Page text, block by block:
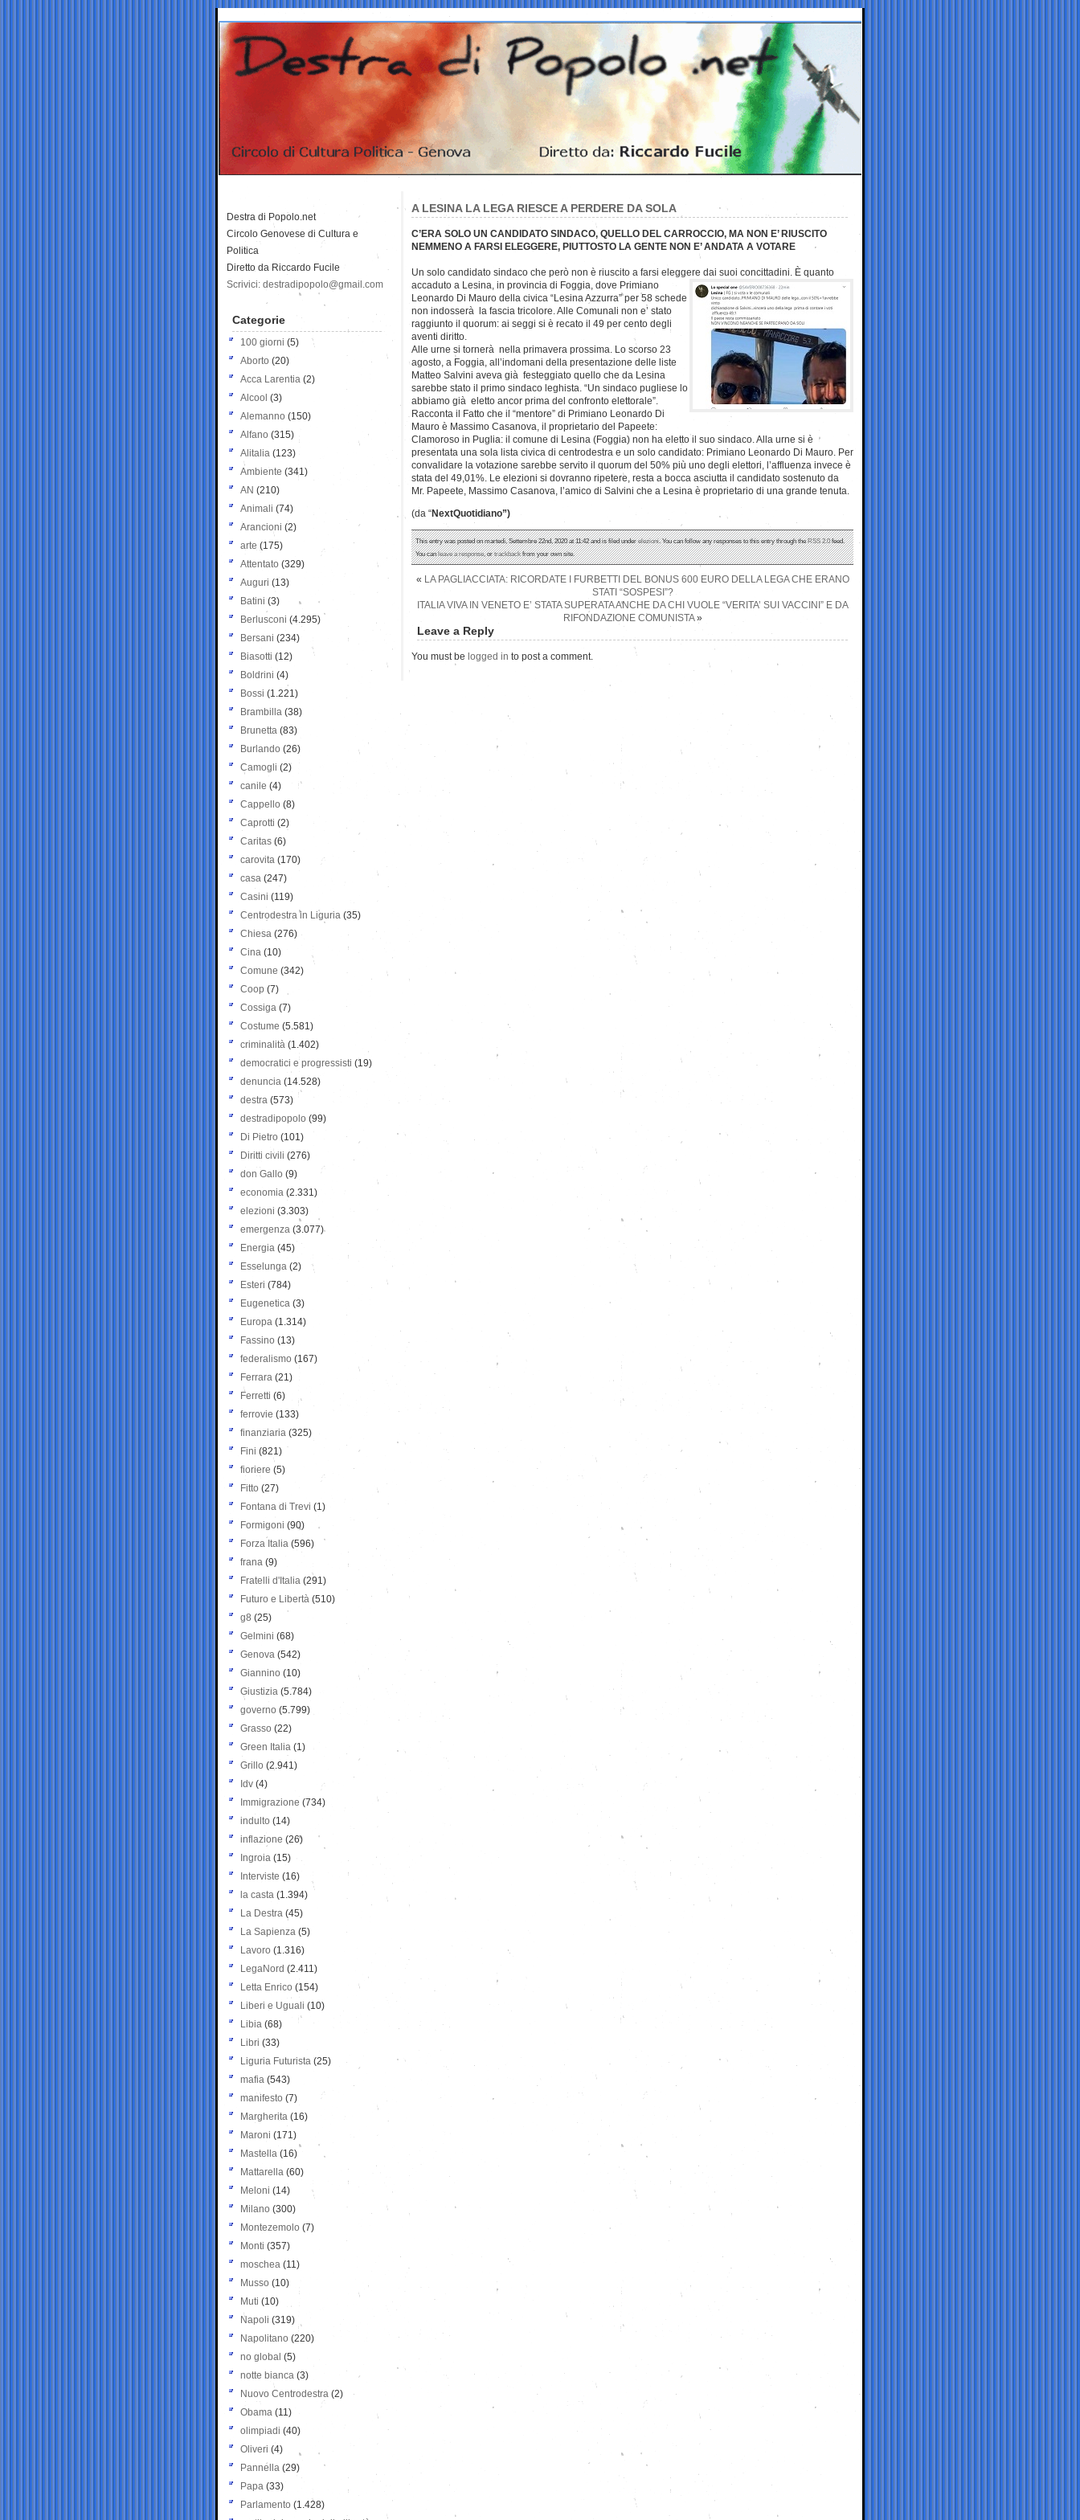
A LESINA LA LEGA RIESCE A PERDERE DA SOLA
C’ERA SOLO UN CANDIDATO SINDACO, QUELLO DEL CARROCCIO, MA NON E’ RIUSCITO
NEMMENO A FARSI ELEGGERE, PIUTTOSTO LA GENTE NON E’ ANDATA A VOTARE
Un solo candidato sindaco che però non è riuscito a farsi eleggere dai suoi concittadini. È quanto
accaduto a Lesina, in provincia di Foggia, dove Primiano
Leonardo Di Mauro della civica “Lesina Azzurra” per 58 schede
non indosserà la fascia tricolore. Alle Comunali non e’ stato
raggiunto il quorum: ai seggi si è recato il 49 per cento degli
aventi diritto.
Alle urne si tornerà nella primavera prossima. Lo scorso 23
agosto, a Foggia, all’indomani della presentazione delle liste
Matteo Salvini aveva già festeggiato quello che da Lesina
sarebbe stato il primo sindaco leghista. “Un sindaco pugliese lo
abbiamo già eletto ancor prima del confronto elettorale”.
Racconta il Fatto che il “mentore” di Primiano Leonardo Di
Mauro è Massimo Casanova, il proprietario del Papeete:
Clamoroso in Puglia: il comune di Lesina (Foggia) non ha eletto il suo sindaco. Alla urne si è
presentata una sola lista civica di centrodestra e un solo candidato: Primiano Leonardo Di Mauro. Per
convalidare la votazione sarebbe servito il quorum del 50% più uno degli elettori, l’affluenza invece è
stata del 49,01%. Le elezioni si dovranno ripetere, resta a bocca asciutta il candidato sostenuto da
Mr. Papeete, Massimo Casanova, l’amico di Salvini che a Lesina è proprietario di una grande tenuta.
(da “NextQuotidiano”)
This entry was posted on martedì, Settembre 22nd, 2020 at 11:42 and is filed underelezioni. You can follow any responses to this entry through theRSS 2.0feed.
You canleave a response, ortrackbackfrom your own site.
« LA PAGLIACCIATA: RICORDATE I FURBETTI DEL BONUS 600 EURO DELLA LEGA CHE ERANO
STATI “SOSPESI”?
ITALIA VIVA IN VENETO E’ STATA SUPERATA ANCHE DA CHI VUOLE “VERITA’ SUI VACCINI” E DA
RIFONDAZIONE COMUNISTA»
Leave a Reply
You must be logged in to post a comment.
Destra di Popolo.net
Circolo Genovese di Cultura e
Politica
Diretto da Riccardo Fucile
Scrivici: destradipopolo@gmail.com
Categorie
100 giorni (5)
Aborto (20)
Acca Larentia (2)
Alcool (3)
Alemanno (150)
Alfano (315)
Alitalia (123)
Ambiente (341)
AN (210)
Animali (74)
Arancioni (2)
arte (175)
Attentato (329)
Auguri (13)
Batini (3)
Berlusconi (4.295)
Bersani (234)
Biasotti (12)
Boldrini (4)
Bossi (1.221)
Brambilla (38)
Brunetta (83)
Burlando (26)
Camogli (2)
canile (4)
Cappello (8)
Caprotti (2)
Caritas (6)
carovita (170)
casa (247)
Casini (119)
Centrodestra in Liguria (35)
Chiesa (276)
Cina (10)
Comune (342)
Coop (7)
Cossiga (7)
Costume (5.581)
criminalità (1.402)
democratici e progressisti (19)
denuncia (14.528)
destra (573)
destradipopolo (99)
Di Pietro (101)
Diritti civili (276)
don Gallo (9)
economia (2.331)
elezioni (3.303)
emergenza (3.077)
Energia (45)
Esselunga (2)
Esteri (784)
Eugenetica (3)
Europa (1.314)
Fassino (13)
federalismo (167)
Ferrara (21)
Ferretti (6)
ferrovie (133)
finanziaria (325)
Fini (821)
fioriere (5)
Fitto (27)
Fontana di Trevi (1)
Formigoni (90)
Forza Italia (596)
frana (9)
Fratelli d'Italia (291)
Futuro e Libertà (510)
g8 (25)
Gelmini (68)
Genova (542)
Giannino (10)
Giustizia (5.784)
governo (5.799)
Grasso (22)
Green Italia (1)
Grillo (2.941)
Idv (4)
Immigrazione (734)
indulto (14)
inflazione (26)
Ingroia (15)
Interviste (16)
la casta (1.394)
La Destra (45)
La Sapienza (5)
Lavoro (1.316)
LegaNord (2.411)
Letta Enrico (154)
Liberi e Uguali (10)
Libia (68)
Libri (33)
Liguria Futurista (25)
mafia (543)
manifesto (7)
Margherita (16)
Maroni (171)
Mastella (16)
Mattarella (60)
Meloni (14)
Milano (300)
Montezemolo (7)
Monti (357)
moschea (11)
Musso (10)
Muti (10)
Napoli (319)
Napolitano (220)
no global (5)
notte bianca (3)
Nuovo Centrodestra (2)
Obama (11)
olimpiadi (40)
Oliveri (4)
Pannella (29)
Papa (33)
Parlamento (1.428)